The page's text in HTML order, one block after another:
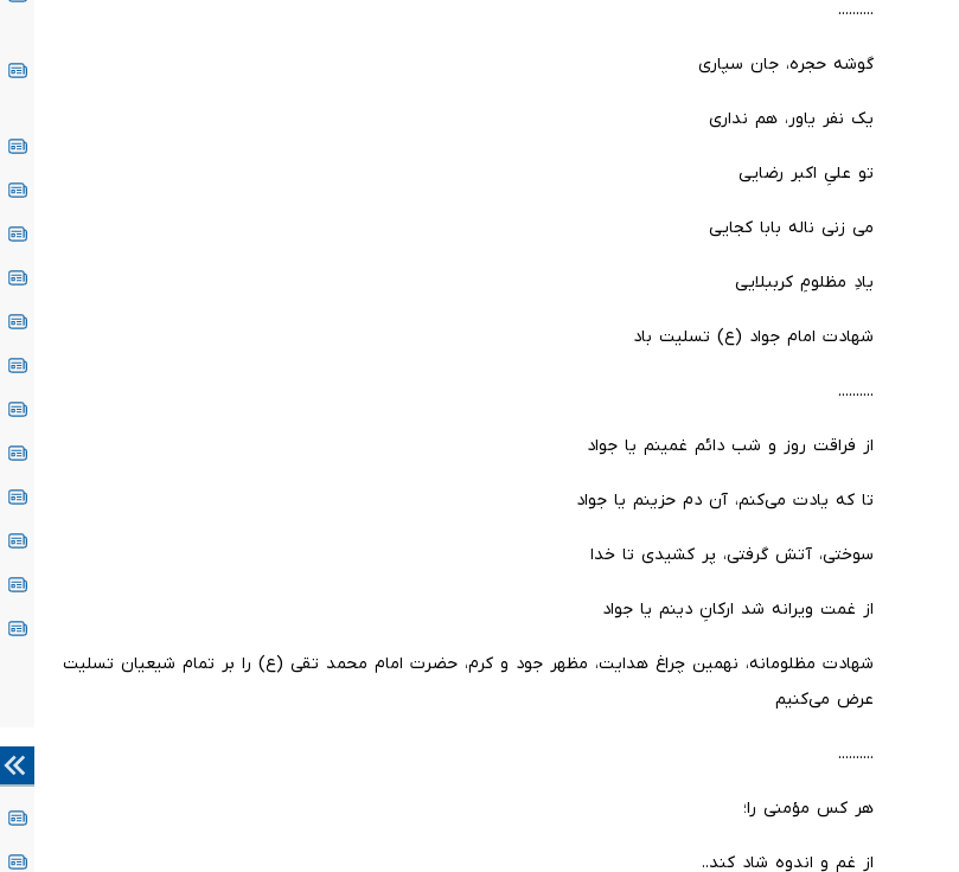
..........
گوشه حجره، جان سپاری
یک نفر یاور، هم نداری
تو علیِ اکبر رضایی
می زنی ناله بابا کجایی
یادِ مظلومِ کرببلایی
شهادت امام جواد (ع) تسلیت باد
..........
از فراقت روز و شب دائم غمینم یا جواد
تا که یادت می‌کنم، آن دم حزینم یا جواد
سوختی، آتش گرفتی، پر کشیدی تا خدا
از غمت ویرانه شد ارکانِ دینم یا جواد
شهادت مظلومانه، نهمین چراغ هدایت، مظهر جود و کرم، حضرت امام محمد تقی (ع) را بر تمام شیعیان تسلیت
عرض می‌کنیم
..........
هر کس مؤمنی را؛
از غم و اندوه شاد کند..